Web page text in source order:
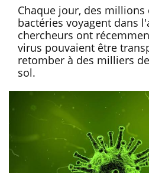
Chaque jour, des millions
bactéries voyagent dans
chercheurs ont
virus pouvaient être
retomber à des milliers
sol.